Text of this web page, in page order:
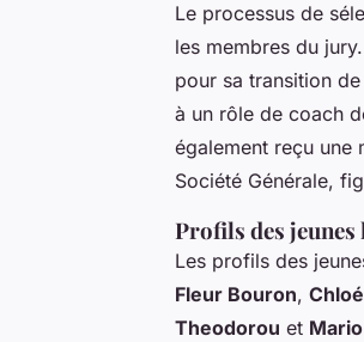
Le processus de
les membres du
pour sa transition
à un rôle de coach
également reçu une
Société Générale,
Profils des
Les profils des
Fleur Bouron,
Theodorou et